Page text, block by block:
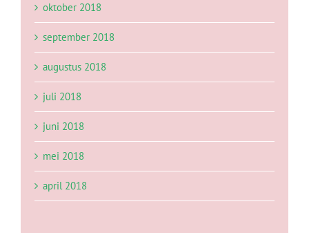
oktober 2018
september 2018
augustus 2018
juli 2018
juni 2018
mei 2018
april 2018